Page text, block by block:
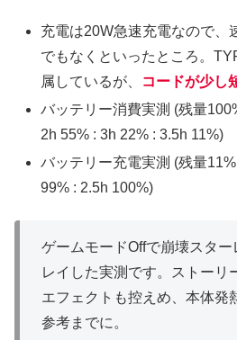
充電は20W急速充電なので、
でもなくといったところ。
属しているが、
コードが少し
バッテリー消費実測 (残量
2h 55% : 3h 22% : 3.5h 11%)
バッテリー充電実測 (残量
99% : 2.5h 100%)
ゲームモードOffで崩壊スタ
レイした実測です。ストーリ
エフェクトも控えめ、本体発
参考までに。